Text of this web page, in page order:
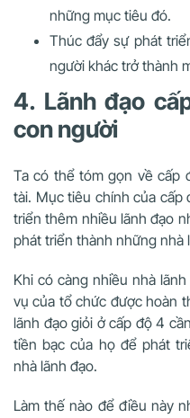
những mục tiêu đó.
Thúc đẩy sự phát
người khác trở thành
4. Lãnh đạo
con người
Ta có thể tóm gọn về cấp
tài. Mục tiêu chính của cấp
triển thêm nhiều lãnh đạo
phát triển thành những nhà
Khi có càng nhiều nhà
vụ của tổ chức được hoàn
lãnh đạo giỏi ở cấp độ 4
tiền bạc của họ để phát
nhà lãnh đạo.
Làm thế nào để điều này